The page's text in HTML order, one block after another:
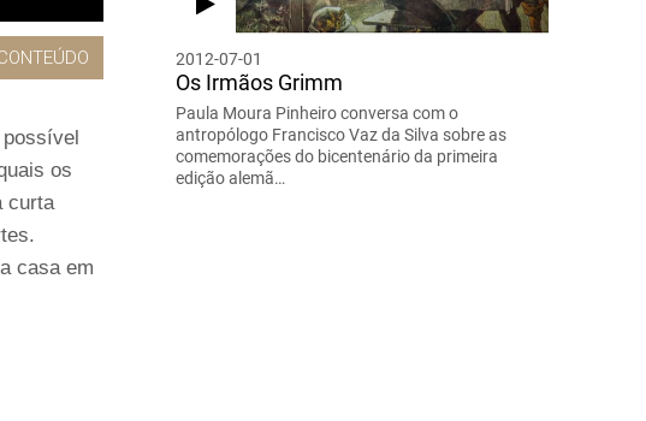
os
curta
casa em
2012-07-01
Os Irmãos Grimm
Paula Moura Pinheiro conversa com o
antropólogo Francisco Vaz da Silva sobre as
comemorações do bicentenário da primeira
edição alemã…